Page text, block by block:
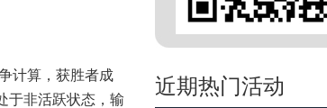
计算，获胜者成
于非活跃状态，输
近期热门活动